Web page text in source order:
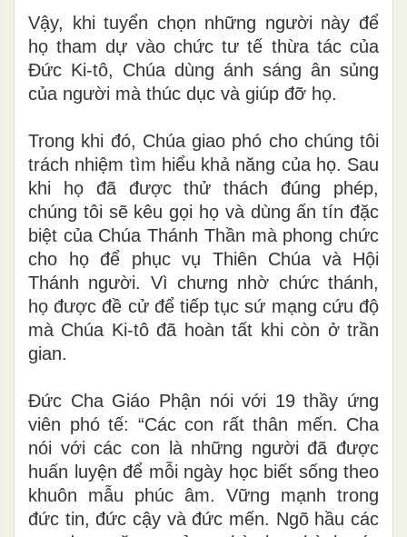
Vậy, khi tuyển chọn những người này để
họ tham dự vào chức tư tế thừa tác của
Đức Ki-tô, Chúa dùng ánh sáng ân sủng
của người mà thúc dục và giúp đỡ họ.
Trong khi đó, Chúa giao phó cho chúng tôi
trách nhiệm tìm hiểu khả năng của họ. Sau
khi họ đã được thử thách đúng phép,
chúng tôi sẽ kêu gọi họ và dùng ấn tín đặc
biệt của Chúa Thánh Thần mà phong chức
cho họ để phục vụ Thiên Chúa và Hội
Thánh người. Vì chưng nhờ chức thánh,
họ được đề cử để tiếp tục sứ mạng cứu độ
mà Chúa Ki-tô đã hoàn tất khi còn ở trần
gian.
Đức Cha Giáo Phận nói với 19 thầy ứng
viên phó tế: “Các con rất thân mến. Cha
nói với các con là những người đã được
huấn luyện để mỗi ngày học biết sống theo
khuôn mẫu phúc âm. Vững mạnh trong
đức tin, đức cậy và đức mến. Ngõ hầu các